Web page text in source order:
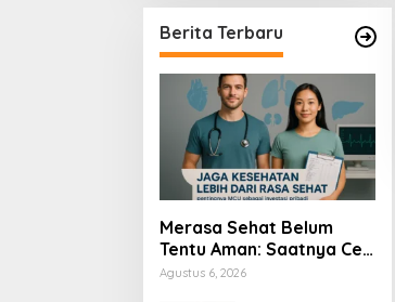
Berita Terbaru
Merasa Sehat Belum
Tentu Aman: Saatnya Cek
Kesehatan Menyeluruh
Agustus 6, 2026